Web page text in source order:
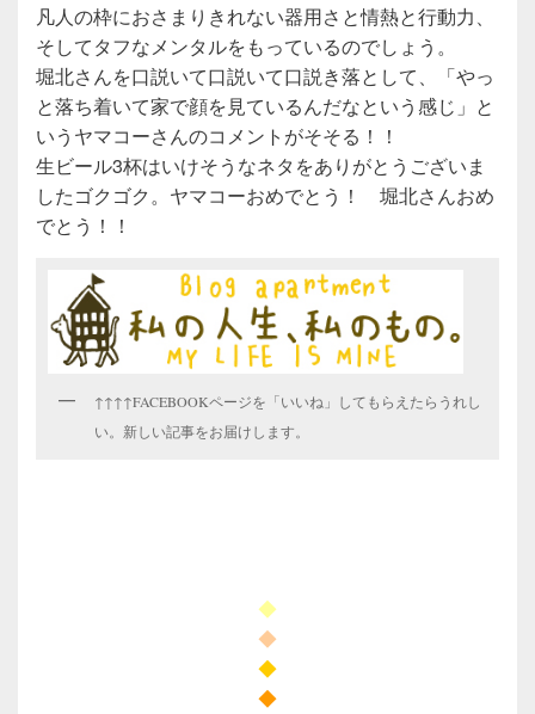
凡人の枠におさまりきれない器用さと情熱と行動力、
そしてタフなメンタルをもっているのでしょう。
堀北さんを口説いて口説いて口説き落として、「やっ
と落ち着いて家で顔を見ているんだなという感じ」と
いうヤマコーさんのコメントがそそる！！
生ビール3杯はいけそうなネタをありがとうございま
したゴクゴク。ヤマコーおめでとう！ 堀北さんおめ
でとう！！
↑↑↑↑FACEBOOKページを「いいね」してもらえたらうれし
い。新しい記事をお届けします。
◆
◆
◆
◆